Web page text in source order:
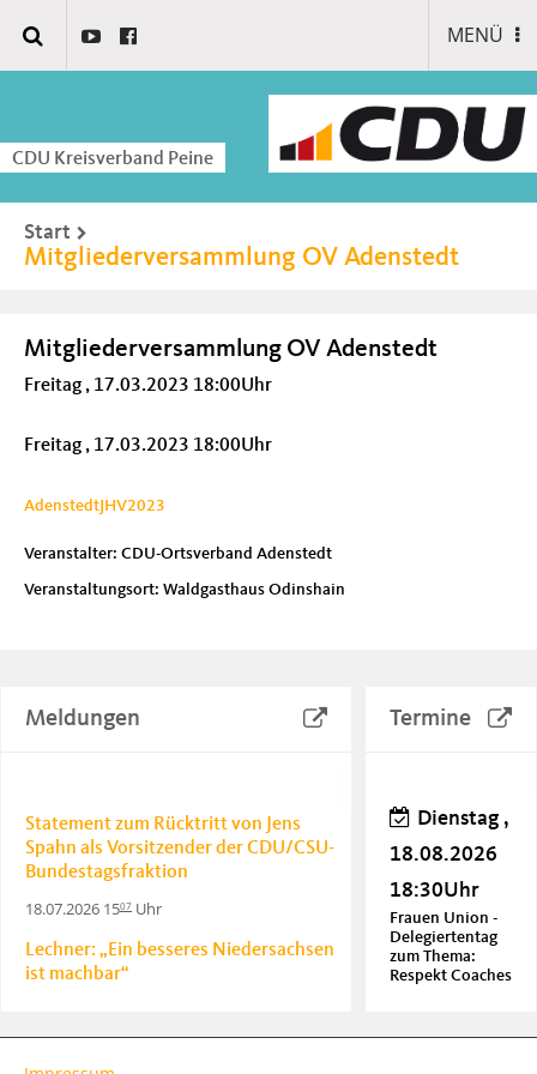
MENÜ
CDU Kreisverband Peine
Start
Mitgliederversammlung OV Adenstedt
Mitgliederversammlung OV Adenstedt
Freitag , 17.03.2023 18:00Uhr
Freitag , 17.03.2023 18:00Uhr
AdenstedtJHV2023
Veranstalter: CDU-Ortsverband Adenstedt
Veranstaltungsort: Waldgasthaus Odinshain
Meldungen
Statement zum Rücktritt von Jens
Spahn als Vorsitzender der CDU/CSU-
Bundestagsfraktion
18.07.2026 1507 Uhr
Lechner: „Ein besseres Niedersachsen
ist machbar“
Termine
Dienstag ,
18.08.2026
18:30Uhr
Frauen Union -
Delegiertentag
zum Thema:
Respekt Coaches
Donnerstag